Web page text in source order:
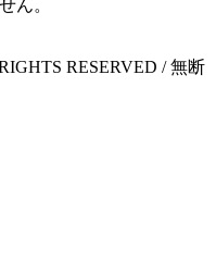
ん。
RESERVED / 無断